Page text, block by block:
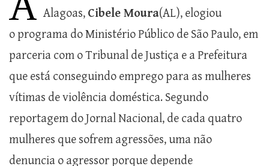
Alagoas, Cibele Moura(AL), elogiou
o programa do Ministério Público de São Paulo, em
parceria com o Tribunal de Justiça e aPrefeitura
que está conseguindo emprego para as mulheres
vítimas de violência doméstica. Segundo
reportagem do Jornal Nacional, de cada quatro
mulheres que sofrem agressões, uma não
denuncia o agressor porque depende